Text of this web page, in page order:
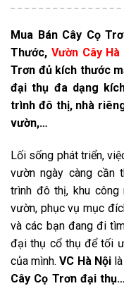
Mua Bán Cây Cọ
Thước, Vườn Cây Hà
Trơn đủ kích thước
đại thụ đa dạng
trình đô thị, nhà
vườn,…
Lối sống phát triển,
vườn ngày càng cần
trình đô thị, khu công
vườn, phục vụ mục
và các bạn đang đi
đại thụ cổ thụ để tối
của mình.VC Hà Nội
Cây Cọ Trơn đại